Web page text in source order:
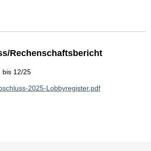
Rechenschaftsbericht
bis 12/25
2025-Lobbyregister.pdf